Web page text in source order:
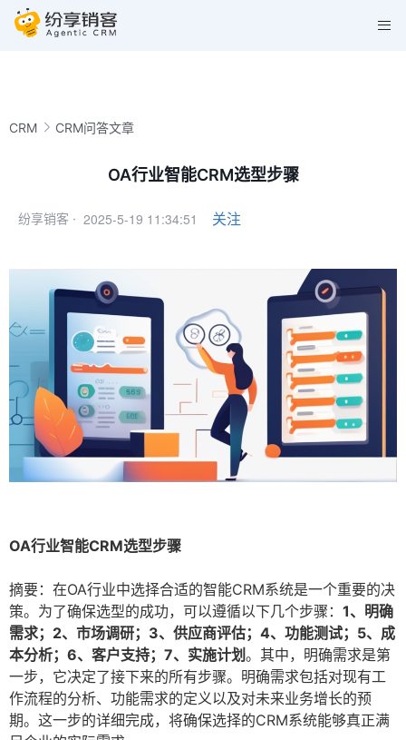
CRM CRM问答文章
OA行业智能CRM选型步骤
纷享销客 · 2025-5-19 11:34:51 关注
OA行业智能CRM选型步骤
摘要：在OA行业中选择合适的智能CRM系统是一个重要的决
策。为了确保选型的成功，可以遵循以下几个步骤： 1、明确
需求；2、市场调研；3、供应商评估；4、功能测试；5、成
本分析；6、客户支持；7、实施计划。其中，明确需求是第
一步，它决定了接下来的所有步骤。明确需求包括对现有工
作流程的分析、功能需求的定义以及对未来业务增长的预
期。这一步的详细完成，将确保选择的CRM系统能够真正满